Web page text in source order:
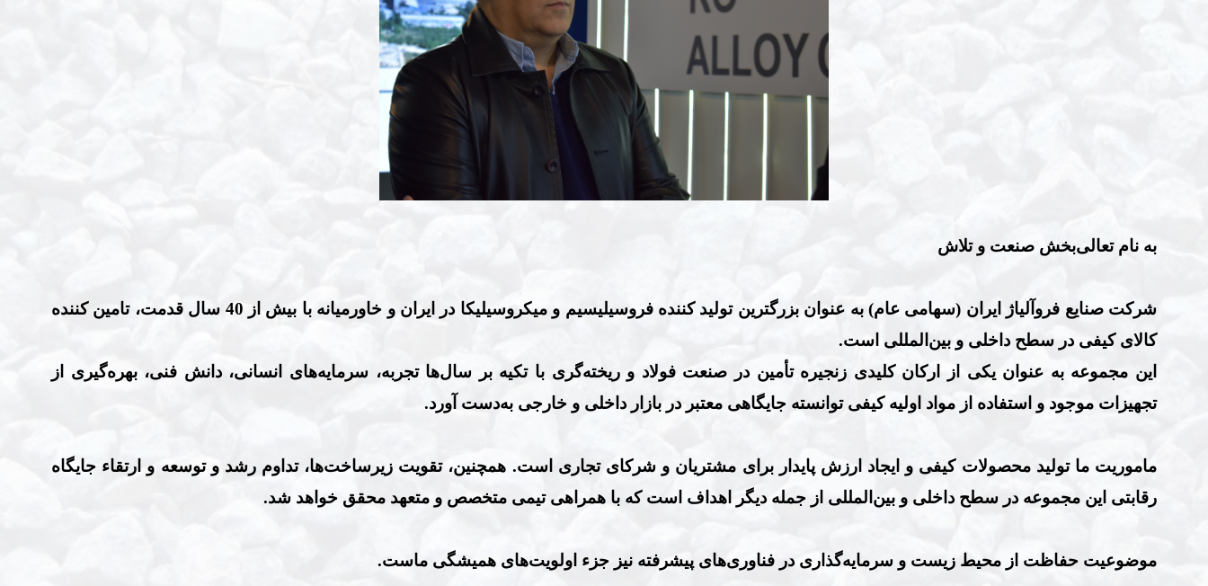
به نام تعالی‌بخش صنعت و تلاش
شرکتصنایع فروآلیاژ ایران (سهامی عام) به عنوان بزرگترین تولید کننده فروسیلیسیم و میکروسیلیکا در ایران و خاورمیانه
با بیش از 40 سال قدمت، تامین کننده
کالای کیفی در سطح داخلی و بین‌المللی است.
این مجموعه به عنوان یکی از ارکان کلیدی زنجیره تأمین در صنعت فولاد و ریخته‌گری با تکیه بر سال‌ها تجربه، سرمایه‌های انسانی، دانش فنی، بهره‌گیری از
تجهیزات موجود و استفاده از مواد اولیه کیفی توانسته جایگاهی معتبر در بازار داخلی و خارجی به‌دست آورد.
ماموریت ما تولید محصولات کیفی و ایجاد ارزش پایدار برای مشتریان و شرکای تجاری است. همچنین، تقویت زیرساخت‌ها، تداوم رشد و توسعه و ارتقاء جایگاه
رقابتی این مجموعه در سطح داخلی و بین‌المللی از جمله دیگر اهداف است که با همراهی تیمی متخصص و متعهد محقق خواهد شد.
موضوعیت حفاظت از محیط زیست و سرمایه‌گذاری در فناوری‌های پیشرفته نیز جزء اولویت‌های همیشگی ماست.